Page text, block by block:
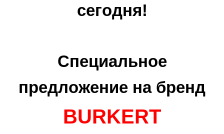
сегодня!
Специальное
предложение на бренд
BURKERT